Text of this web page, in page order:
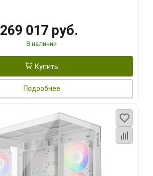
269 017 руб.
В наличии
Купить
Подробнее